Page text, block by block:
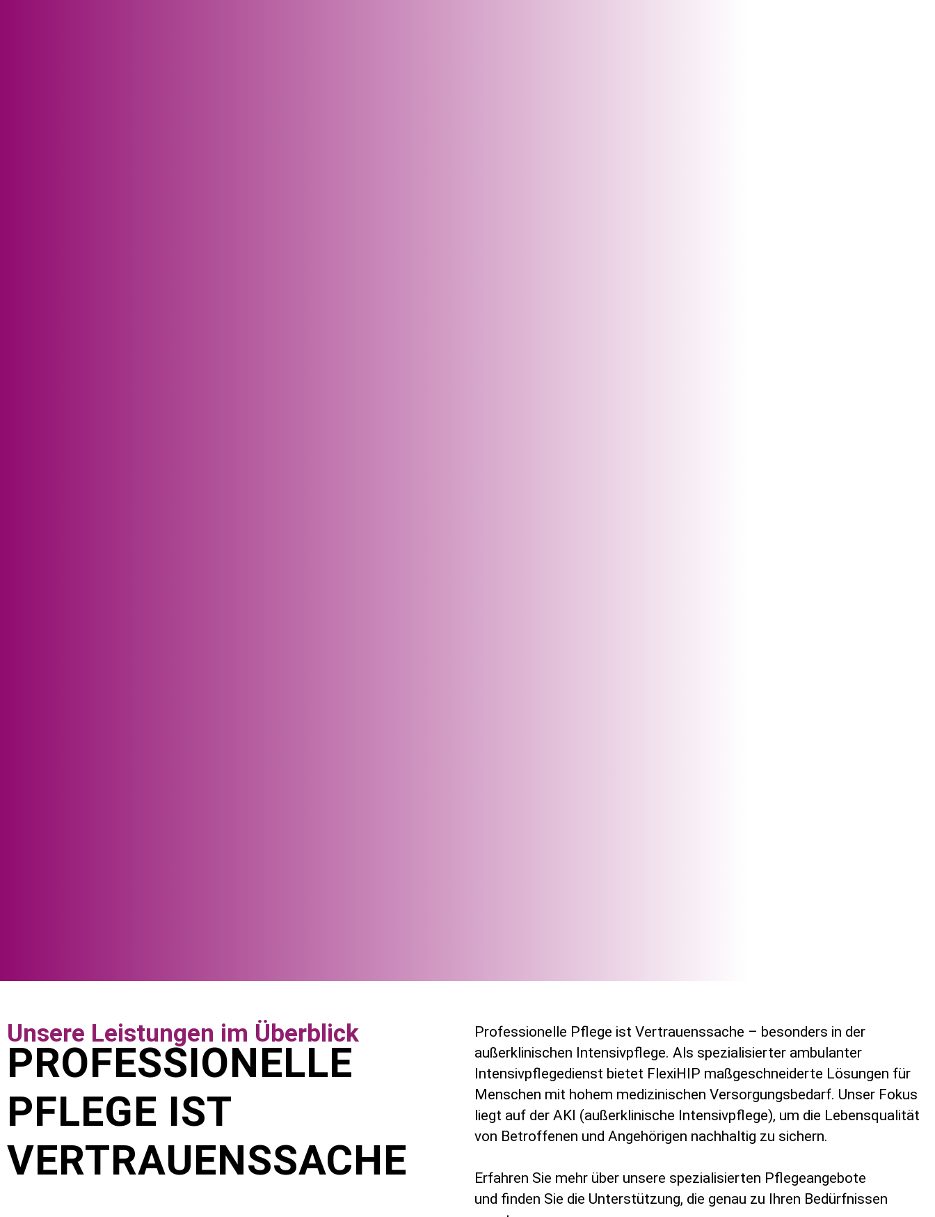
Unsere Leistungen im Überblick
PROFESSIONELLE
PFLEGE IST
VERTRAUENSSACHE
Professionelle Pflege ist Vertrauenssache – besonders in der
außerklinischen Intensivpflege. Als spezialisierter ambulanter
Intensivpflegedienst bietet FlexiHIP maßgeschneiderte Lösungen für
Menschen mit hohem medizinischen Versorgungsbedarf. Unser Fokus
liegt auf der AKI (außerklinische Intensivpflege), um die Lebensqualität
von Betroffenen und Angehörigen nachhaltig zu sichern.
Erfahren Sie mehr über unsere spezialisierten Pflegeangebote
und finden Sie die Unterstützung, die genau zu Ihren Bedürfnissen